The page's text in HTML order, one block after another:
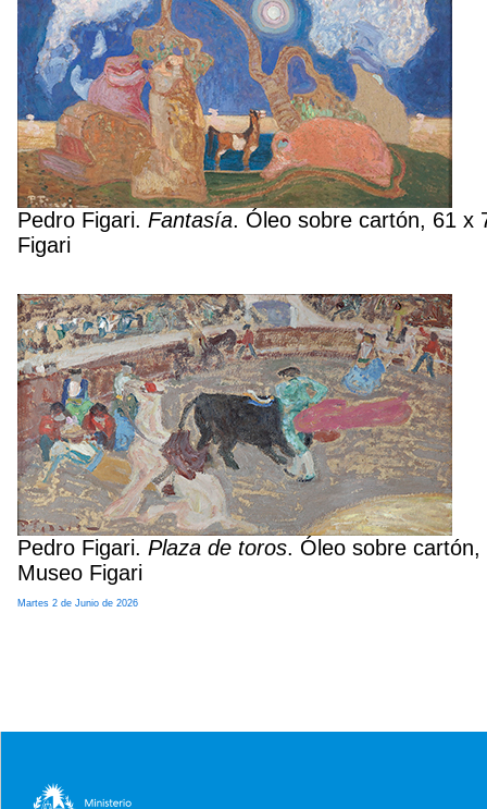
Pedro Figari. Fantasía. Óleo sobre cartón, 61 x
Figari
Pedro Figari. Plaza de toros. Óleo sobre
Museo Figari
Martes 2 de Junio de 2026